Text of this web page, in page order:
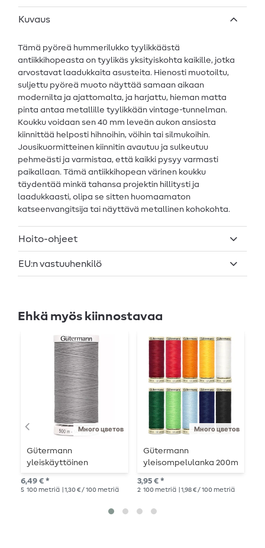
Kuvaus
Tämä pyöreä hummerilukko tyylikkäästä
antiikkihopeasta on tyylikäs yksityiskohta kaikille, jotka
arvostavat laadukkaita asusteita. Hienosti muotoiltu,
suljettu pyöreä muoto näyttää samaan aikaan
modernilta ja ajattomalta, ja harjattu, hieman matta
pinta antaa metallille tyylikkään vintage-tunnelman.
Koukku voidaan sen 40 mm leveän aukon ansiosta
kiinnittää helposti hihnoihin, vöihin tai silmukoihin.
Jousikuormitteinen kiinnitin avautuu ja sulkeutuu
pehmeästi ja varmistaa, että kaikki pysyy varmasti
paikallaan. Tämä antiikkihopean värinen koukku
täydentää minkä tahansa projektin hillitysti ja
laadukkaasti, olipa se sitten huomaamaton
katseenvangitsija tai näyttävä metallinen kohokohta.
Hoito-ohjeet
EU:n vastuuhenkilö
Ehkä myös kiinnostavaa
Много цветов
Gütermann
yleiskäyttöinen
ompelukone 500m
6,49 € *
5 100 metriä | 1,30 € / 100 metriä
Много цветов
Gütermann
yleisompelulanka 200m
3,95 € *
2 100 metriä | 1,98 € / 100 metriä